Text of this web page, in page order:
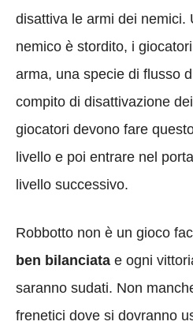
disattiva le armi dei nemici.
nemico è stordito, i
arma, una specie di flusso
compito di disattivazione
giocatori devono fare
livello e poi entrare nel
livello successivo.
Robbotto non è un gioco
ben bilanciata e ogni
saranno sudati. Non
frenetici dove si dovranno